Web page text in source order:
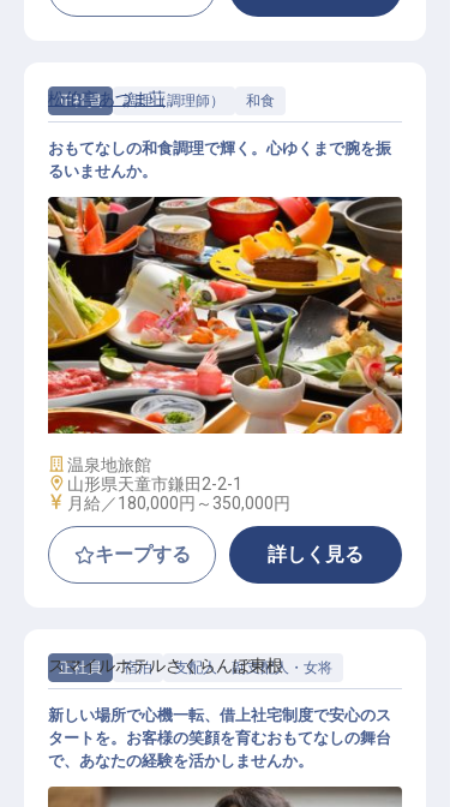
正社員 調理（調理師） 和食
和食の調理スタッフ
松伯亭あづま荘
おもてなしの和食調理で輝く。心ゆくまで腕を振
るいませんか。
施設業態
温泉地旅館
勤務地
山形県天童市鎌田2-2-1
給与
月給／180,000円～ 350,000円
キープする 詳しく見る
正社員 宿泊 支配人・副支配人・女将
スマイルホテルさくらんぼ東根
新しい場所で心機一転、借上社宅制度で安心のス
タートを。お客様の笑顔を育むおもてなしの舞台
で、あなたの経験を活かしませんか。